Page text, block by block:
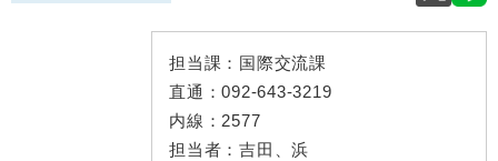
担当課： 国際交流課
直通：092-643-3219
内線： 2577
担当者： 吉田、浜